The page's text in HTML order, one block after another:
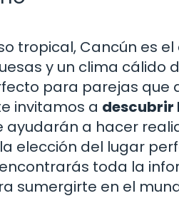
tropical, Cancún es
y un clima cálido
para parejas que
invitamos a descubrir
ayudarán a hacer
elección del lugar
toda la
sumergirte en el